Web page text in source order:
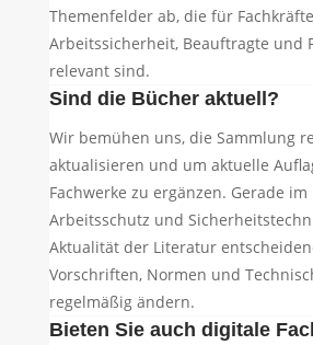
Themenfelder ab, die für
Arbeitssicherheit, Beauftragte und
relevant sind.
Sind die Bücher aktuell?
Wir bemühen uns, die Sammlung
aktualisieren und um aktuelle
Fachwerke zu ergänzen. Gerade im
Arbeitsschutz und
Aktualität der Literatur
Vorschriften, Normen und
regelmäßig ändern.
Bieten Sie auch digitale